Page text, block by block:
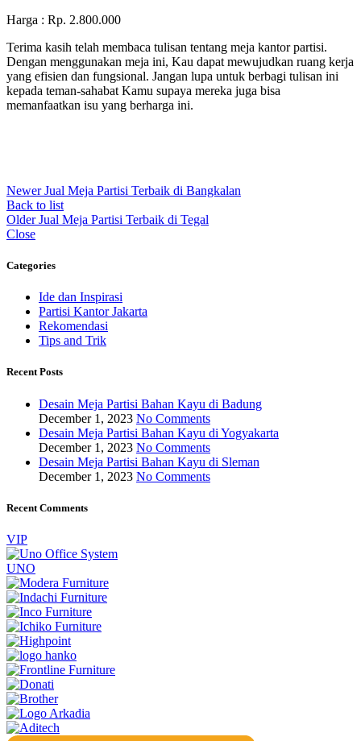
Harga : Rp. 2.800.000
Terima kasih telah membaca tulisan tentang meja kantor partisi.
Dengan menggunakan meja ini, Kau dapat mewujudkan ruang kerja
yang efisien dan fungsional. Jangan lupa untuk berbagi tulisan ini
kepada teman-sahabat Kamu supaya mereka juga bisa
memanfaatkan isu yang berharga ini.
Newer Jual Meja Partisi Terbaik di Bangkalan
Back to list
Older Jual Meja Partisi Terbaik di Tegal
Close
Categories
Ide dan Inspirasi
Partisi Kantor Jakarta
Rekomendasi
Tips and Trik
Recent Posts
Desain Meja Partisi Bahan Kayu di Badung
December 1, 2023 No Comments
Desain Meja Partisi Bahan Kayu di Yogyakarta
December 1, 2023 No Comments
Desain Meja Partisi Bahan Kayu di Sleman
December 1, 2023 No Comments
Recent Comments
VIP
UNO